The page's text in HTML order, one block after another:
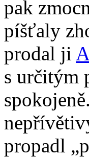
pak
píšťaly
prodal ji
s určitým
propadl